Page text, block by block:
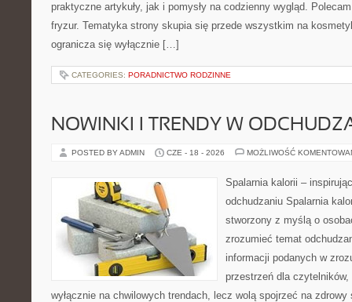
praktyczne artykuły, jak i pomysły na codzienny wygląd.
fryzur. Tematyka strony skupia się przede wszystkim na
ogranicza się wyłącznie […]
CATEGORIES: PORADNICTWO RODZINNE
NOWINKI I TRENDY W
POSTED BY ADMIN CZE - 18 - 2026 MOŻLIWOŚĆ
Spalarnia kalorii –
odchudzaniu Spalarnia
stworzony z myślą o
zrozumieć temat
informacji podanych w
przestrzeń dla
wyłącznie na chwilowych trendach, lecz wolą spojrzeć na